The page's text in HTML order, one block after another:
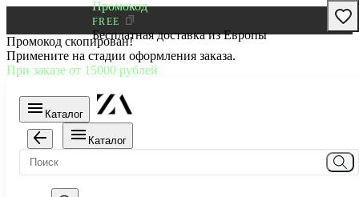
Промокод
FREE
Бесплатная доставка из Европы
Промокод скопирован!
Примените на стадии оформления заказа.
При заказе от 15000 рублей
Каталог
Каталог